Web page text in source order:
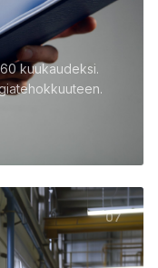
kuukaudeksi.
07